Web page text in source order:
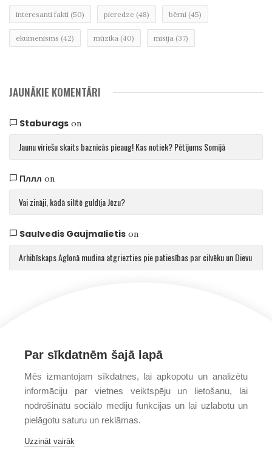
interesanti fakti (50) pieredze (48) bērni (45)
ekumenisms (42) mūzika (40) misija (37)
JAUNĀKIE KOMENTĀRI
Staburagson
Jaunu vīriešu skaits baznīcās pieaug! Kas notiek? Pētījums Somijā
Пллл on
Vai zināji, kādā silītē guldīja Jēzu?
Saulvedis Gaujmalietison
Arhibīskaps Aglonā mudina atgriezties pie patiesības par cilvēku un Dievu
Par sīkdatnēm šajā lapā
Mēs izmantojam sīkdatnes, lai apkopotu un analizētu
informāciju par vietnes veiktspēju un lietošanu, lai
nodrošinātu sociālo mediju funkcijas un lai uzlabotu un
pielāgotu saturu un reklāmas.
Uzzināt vairāk